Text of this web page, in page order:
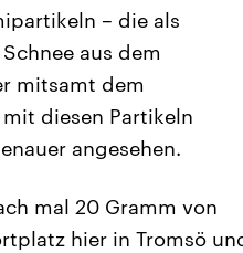
– die als
aus dem
mitsamt dem
diesen Partikeln
angesehen.
mal 20 Gramm von
hier in Tromsö